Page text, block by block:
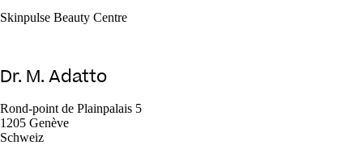
Skinpulse Beauty Centre
Dr. M. Adatto
Rond-point de Plainpalais 5
1205 Genève
Schweiz